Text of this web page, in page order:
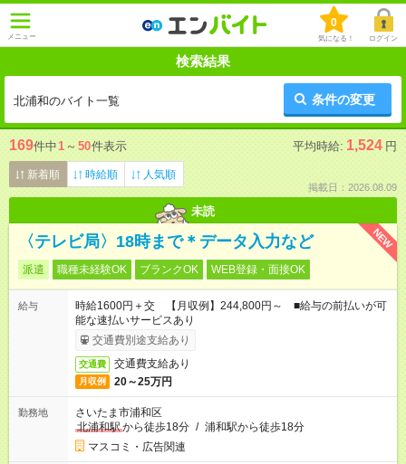
メニュー
0
気になる！ ログイン
検索結果
北浦和のバイト一覧 条件の変更
169件中1 ～ 50件表示 平均時給: 1,524 円
新着順 時給順 人気順
掲載日：2026.08.09
未読
NEW
〈テレビ局〉18時まで＊データ入力など
派遣 職種未経験OK ブランクOK WEB登録・面接OK
給与
時給1600円＋交 【月収例】244,800円～ ■給与の前払いが可
能な速払いサービスあり
交通費別途支給あり
交通費 交通費支給あり
月収例 20～25万円
勤務地
さいたま市浦和区
北浦和駅から徒歩18分 / 浦和駅から徒歩18分
マスコミ・広告関連